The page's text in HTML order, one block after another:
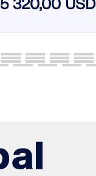
5 320,00 USD